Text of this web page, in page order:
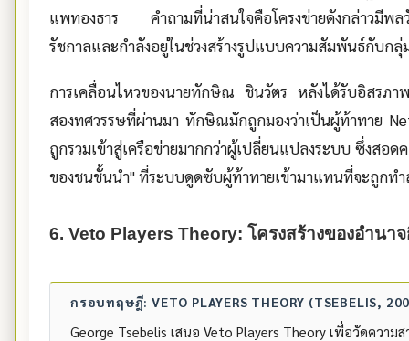
แพทองธาร คำถามที่น่าสนใจคือโครงข่ายดังกล่าวมีพล
รัชกาลและกำลังอยู่ในช่วงสร้างรูปแบบความสัมพันธ์กับกลุ่
การเคลื่อนไหวของนายทักษิณ ชินวัตร หลังได้รับอิสรภ
สองทศวรรษที่ผ่านมา ทักษิณมักถูกมองว่าเป็นผู้ท้าทาย
ถูกรวมเข้าสู่เครือข่ายมากกว่าผู้เปลี่ยนแปลงระบบ ซึ่งสอ
ของชนชั้นนำ" ที่ระบบดูดซับผู้ท้าทายเข้ามาแทนที่จะถูกทำ
6. Veto Players Theory: โครงสร้างของอำนา
กรอบทฤษฎี: VETO PLAYERS THEORY (TSEBELIS,
George Tsebelis เสนอ Veto Players Theory เพื่อวัดความ